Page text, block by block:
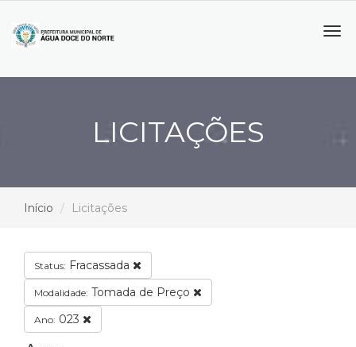
LICITAÇÕES
Início Licitações
Status: Fracassada
Modalidade: Tomada de Preço
Ano: 023